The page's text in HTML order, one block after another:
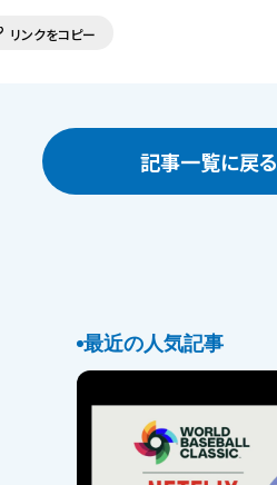
リンクをコピー
記事一覧に戻る
最近の人気記事